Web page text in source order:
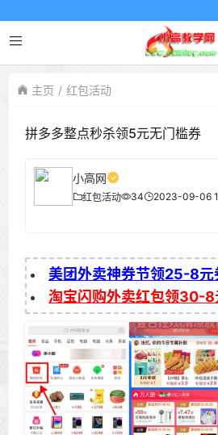
主页 红包活动
拼多多整点秒杀领5元无门槛券
小高网
红包活动 34 2023-09-06
美团外卖神券节领25-8元
淘宝闪购外卖红包领30-8